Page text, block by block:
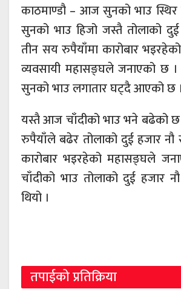
काठमाण्डौ – आज सुनको भाउ
सुनको भाउ हिजो जस्तै तोलाको
तीन सय रुपैयाँमा कारोबार
व्यवसायी महासङ्घले जनाएको छ ।
सुनको भाउ लगातार घट्दै आएको छ ।
यस्तै आज चाँदीको भाउ भने बढेको
रुपैयाँले बढेर तोलाको दुई हजार
कारोबार भइरहेको महासङ्घले
चाँदीको भाउ तोलाको दुई हजार
थियो ।
तपाईको प्रतिक्रिया